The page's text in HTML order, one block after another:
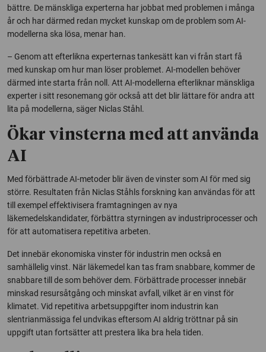
bättre. De mänskliga experterna har jobbat med problemen i många
år och har därmed redan mycket kunskap om de problem som AI-
modellerna ska lösa, menar han.
– Genom att efterlikna experternas tankesätt kan vi från start få
med kunskap om hur man löser problemet. AI-modellen behöver
därmed inte starta från noll. Att AI-modellerna efterliknar mänskliga
experter i sitt resonemang gör också att det blir lättare för andra att
lita på modellerna, säger Niclas Ståhl.
Ökar vinsterna med att använda
AI
Med förbättrade AI-metoder blir även de vinster som AI för med sig
större. Resultaten från Niclas Ståhls forskning kan användas för att
till exempel effektivisera framtagningen av nya
läkemedelskandidater, förbättra styrningen av industriprocesser och
för att automatisera repetitiva arbeten.
Det innebär ekonomiska vinster för industrin men också en
samhällelig vinst. När läkemedel kan tas fram snabbare, kommer de
snabbare till de som behöver dem. Förbättrade processer innebär
minskad resursåtgång och minskat avfall, vilket är en vinst för
klimatet. Vid repetitiva arbetsuppgifter inom industrin kan
slentrianmässiga fel undvikas eftersom AI aldrig tröttnar på sin
uppgift utan fortsätter att prestera lika bra hela tiden.